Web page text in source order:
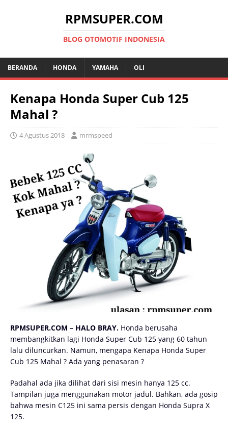
RPMSUPER.COM
BLOG OTOMOTIF INDONESIA
BERANDA HONDA YAMAHA OLI
Kenapa Honda Super Cub 125
Mahal ?
4 Agustus 2018 mrmspeed
RPMSUPER.COM – HALO BRAY. Honda berusaha
membangkitkan lagi Honda Super Cub 125 yang 60 tahun
lalu diluncurkan. Namun, mengapa Kenapa Honda Super
Cub 125 Mahal ? Ada yang penasaran ?
Padahal ada jika dilihat dari sisi mesin hanya 125 cc.
Tampilan juga menggunakan motor jadul. Bahkan, ada gosip
bahwa mesin C125 ini sama persis dengan Honda Supra X
125.